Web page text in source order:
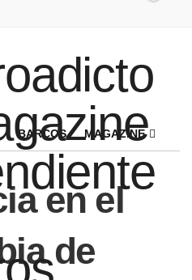
BARCOS MAGAZINE
en el
de